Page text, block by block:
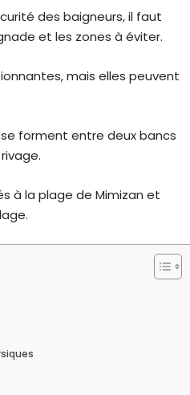
des baigneurs, il faut
et les zones à éviter.
mais elles peuvent
forment entre deux bancs
à la plage de Mimizan et